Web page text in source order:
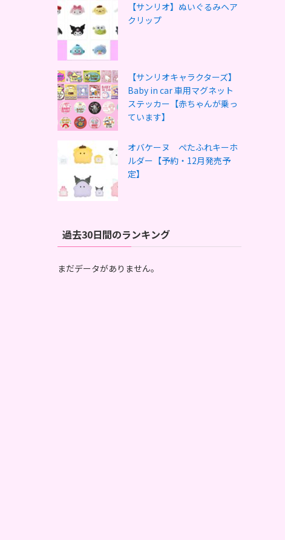
【サンリオ】ぬいぐるみヘア
クリップ
【サンリオキャラクターズ】
Baby in car 車用マグネット
ステッカー【赤ちゃんが乗っ
ています】
オバケーヌ ぺたふれキーホ
ルダー【予約・12月発売予
定】
過去30日間のランキング
まだデータがありません。